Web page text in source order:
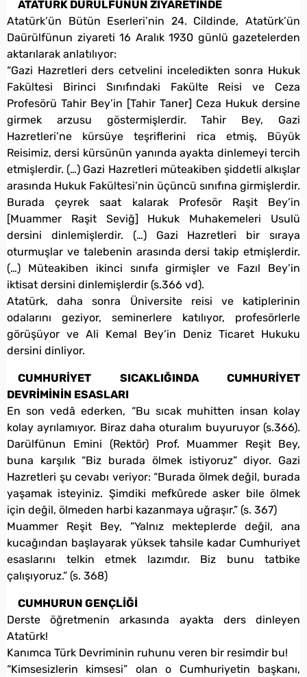
ATATÜRK DÜRÜLFÜNUN ZİYARETİNDE
Atatürk’ün Bütün Eserleri’nin 24. Cildinde, Atatürk’ün
Daürülfünun ziyareti 16 Aralık 1930 günlü gazetelerden
aktarılarak anlatılıyor:
“Gazi Hazretleri ders cetvelini inceledikten sonra Hukuk
Fakültesi Birinci Sınıfındaki Fakülte Reisi ve Ceza
Profesörü Tahir Bey’in [Tahir Taner] Ceza Hukuk dersine
girmek arzusu göstermişlerdir. Tahir Bey, Gazi
Hazretleri’ne kürsüye teşriflerini rica etmiş, Büyük
Reisimiz, dersi kürsünün yanında ayakta dinlemeyi tercih
etmişlerdir. (…) Gazi Hazretleri müteakiben şiddetli alkışlar
arasında Hukuk Fakültesi’nin üçüncü sınıfına girmişlerdir.
Burada çeyrek saat kalarak Profesör Raşit Bey’in
[Muammer Raşit Seviğ] Hukuk Muhakemeleri Usulü
dersini dinlemişlerdir. (…) Gazi Hazretleri bir sıraya
oturmuşlar ve talebenin arasında dersi takip etmişlerdir.
(…) Müteakiben ikinci sınıfa girmişler ve Fazıl Bey’in
iktisat dersini dinlemişlerdir (s.366 vd).
Atatürk, daha sonra Üniversite reisi ve katiplerinin
odalarını geziyor, seminerlere katılıyor, profesörlerle
görüşüyor ve Ali Kemal Bey’in Deniz Ticaret Hukuku
dersini dinliyor.
CUMHURİYET SICAKLIĞINDA CUMHURİYET
DEVRİMİNİN ESASLARI
En son vedâ ederken, “Bu sıcak muhitten insan kolay
kolay ayrılamıyor. Biraz daha oturalım buyuruyor (s.366).
Darülfünun Emini (Rektör) Prof. Muammer Reşit Bey,
buna karşılık “Biz burada ölmek istiyoruz” diyor. Gazi
Hazretleri şu cevabı veriyor: “Burada ölmek değil, burada
yaşamak isteyiniz. Şimdiki mefkûrede asker bile ölmek
için değil, ölmeden harbi kazanmaya uğraşır.” (s. 367)
Muammer Reşit Bey, “Yalnız mekteplerde değil, ana
kucağından başlayarak yüksek tahsile kadar Cumhuriyet
esaslarını telkin etmek lazımdır. Biz bunu tatbike
çalışıyoruz.” (s. 368)
CUMHURUN GENÇLİĞİ
Derste öğretmenin arkasında ayakta ders dinleyen
Atatürk!
Kanımca Türk Devriminin ruhunu veren bir resimdir bu!
“Kimsesizlerin kimsesi” olan o Cumhuriyetin başkanı,